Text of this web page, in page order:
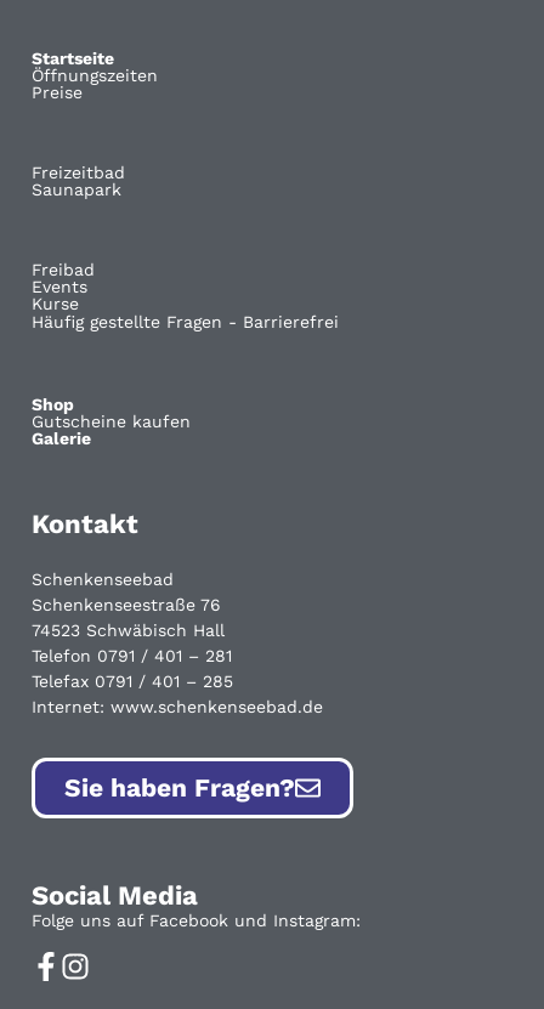
Startseite
Öffnungszeiten
Preise
Freizeitbad
Saunapark
Freibad
Events
Kurse
Häufig gestellte Fragen - Barrierefrei
Shop
Gutscheine kaufen
Galerie
Kontakt
Schenkenseebad
Schenkenseestraße 76
74523 Schwäbisch Hall
Telefon 0791 / 401 – 281
Telefax 0791 / 401 – 285
Internet: www.schenkenseebad.de
Sie haben Fragen?
Social Media
Folge uns auf Facebook und Instagram: